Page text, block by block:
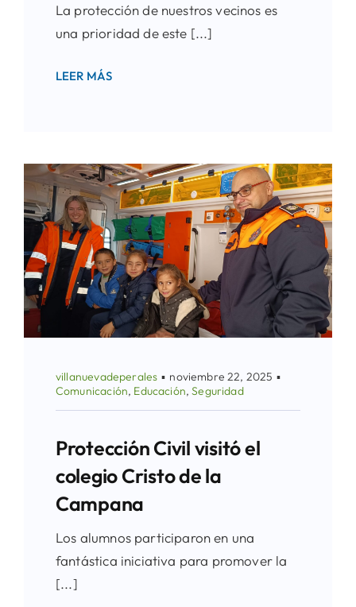
La protección de nuestros vecinos es
una prioridad de este [...]
LEER MÁS
villanuevadeperales ▪ noviembre 22, 2025 ▪
Comunicación, Educación,Seguridad
Protección Civil visitó el
colegio Cristo de la
Campana
Los alumnos participaron en una
fantástica iniciativa para promover la
[...]